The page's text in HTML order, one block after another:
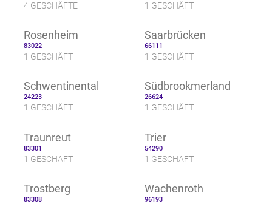
4 GESCHÄFTE 1 GESCHÄFT
Rosenheim
83022
1 GESCHÄFT
Saarbrücken
66111
1 GESCHÄFT
Schwentinental
24223
1 GESCHÄFT
Südbrookmerland
26624
1 GESCHÄFT
Traunreut
83301
1 GESCHÄFT
Trier
54290
1 GESCHÄFT
Trostberg
83308
Wachenroth
96193